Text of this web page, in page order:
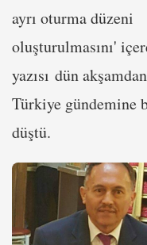
ayrı oturma düzeni
oluşturulmasını'
yazısı dün
Türkiye gündemine
düştü.